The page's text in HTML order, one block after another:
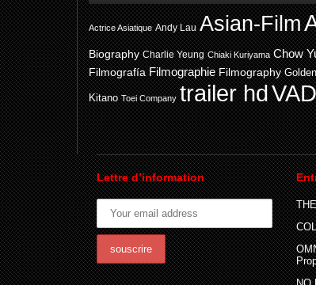
Actrice Asiatique Andy Lau Asian-Film
Biography Charlie Yeung Chiaki Kuriyama Chow
Filmografía Filmographie Filmography
Kitano Toei Company trailer hdVAD
Lettre d’information